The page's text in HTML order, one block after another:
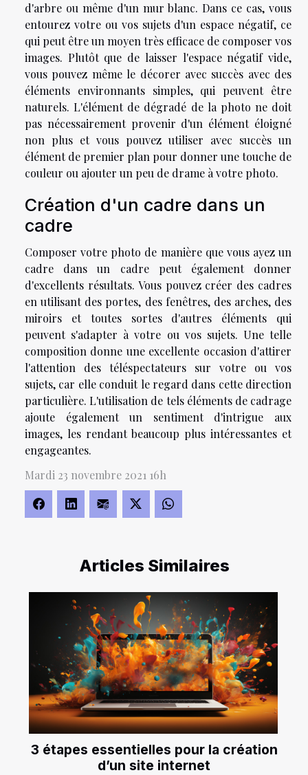
Articles Similaires
3 étapes essentielles pour la création
d’un site internet
d'arbre ou même d'un mur blanc. Dans ce cas, vous
entourez votre ou vos sujets d'un espace négatif, ce
qui peut être un moyen très efficace de composer vos
images. Plutôt que de laisser l'espace négatif vide,
vous pouvez même le décorer avec succès avec des
éléments environnants simples, qui peuvent être
naturels. L'élément de dégradé de la photo ne doit
pas nécessairement provenir d'un élément éloigné
non plus et vous pouvez utiliser avec succès un
élément de premier plan pour donner une touche de
couleur ou ajouter un peu de drame à votre photo.
Création d'un cadre dans un
cadre
Composer votre photo de manière que vous ayez un
cadre dans un cadre peut également donner
d'excellents résultats. Vous pouvez créer des cadres
en utilisant des portes, des fenêtres, des arches, des
miroirs et toutes sortes d'autres éléments qui
peuvent s'adapter à votre ou vos sujets. Une telle
composition donne une excellente occasion d'attirer
l'attention des téléspectateurs sur votre ou vos
sujets, car elle conduit le regard dans cette direction
particulière. L'utilisation de tels éléments de cadrage
ajoute également un sentiment d'intrigue aux
images, les rendant beaucoup plus intéressantes et
engageantes.
Mardi 23 novembre 2021 16h